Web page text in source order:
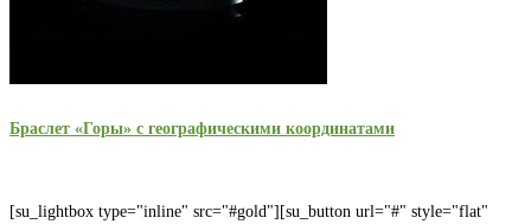
Браслет «Горы» с географическими координатами
[su_lightbox type="inline" src="#gold"][su_button url="#" style="flat"